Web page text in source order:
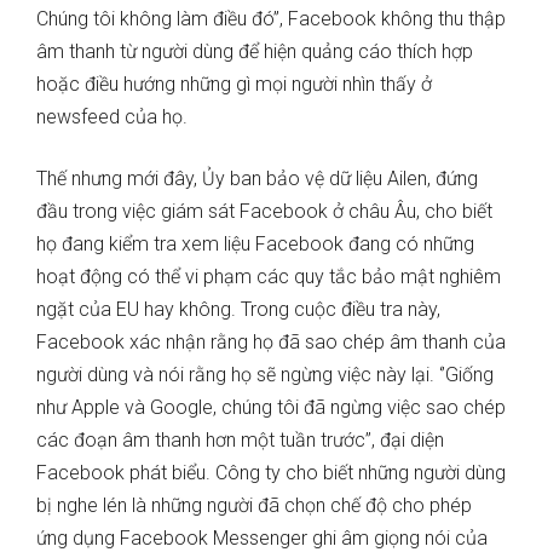
Chúng tôi không làm điều đó”, Facebook không thu thập
âm thanh từ người dùng để hiện quảng cáo thích hợp
hoặc điều hướng những gì mọi người nhìn thấy ở
newsfeed của họ.
Thế nhưng mới đây, Ủy ban bảo vệ dữ liệu Ailen, đứng
đầu trong việc giám sát Facebook ở châu Âu, cho biết
họ đang kiểm tra xem liệu Facebook đang có những
hoạt động có thể vi phạm các quy tắc bảo mật nghiêm
ngặt của EU hay không. Trong cuộc điều tra này,
Facebook xác nhận rằng họ đã sao chép âm thanh của
người dùng và nói rằng họ sẽ ngừng việc này lại. ‘’Giống
như Apple và Google, chúng tôi đã ngừng việc sao chép
các đoạn âm thanh hơn một tuần trước’’, đại diện
Facebook phát biểu. Công ty cho biết những người dùng
bị nghe lén là những người đã chọn chế độ cho phép
ứng dụng Facebook Messenger ghi âm giọng nói của